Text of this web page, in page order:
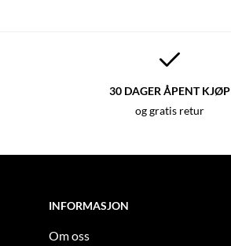
30 DAGER ÅPENT KJØP
og gratis retur
INFORMASJON
Om oss